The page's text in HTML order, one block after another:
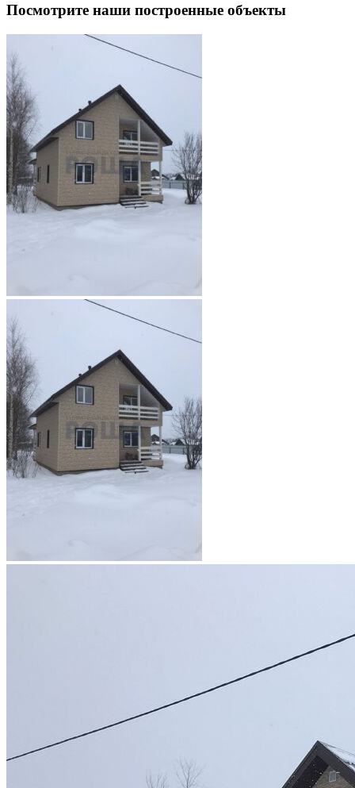
Посмотрите наши построенные объекты